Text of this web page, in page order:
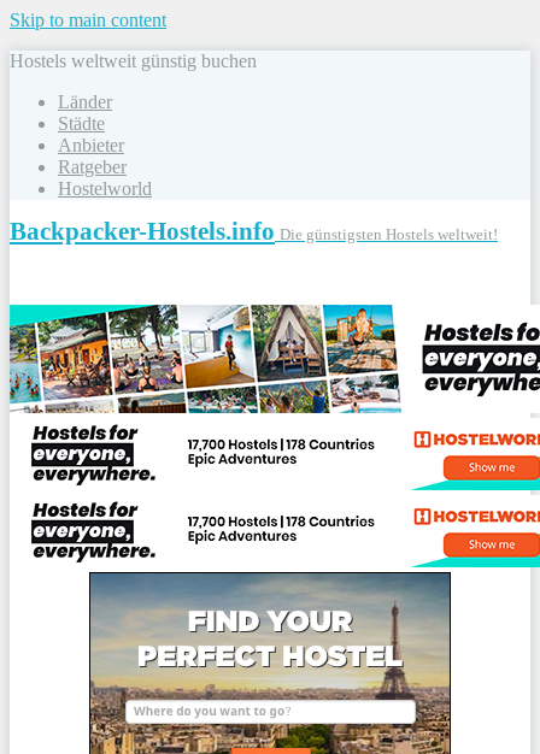
Skip to main content
Hostels weltweit günstig buchen
Länder
Städte
Anbieter
Ratgeber
Hostelworld
Backpacker-Hostels.info Die günstigsten Hostels weltweit!